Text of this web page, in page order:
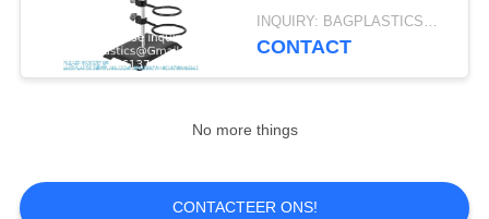
WATERoplosbare
10
ijzermateriaal
Laboratoriumsteunstand
INQUIRY: BAGPLASTICS@GMAIL.COM MOQ:WhatsApp: +8613780964661
CONTACT
No more things
CONTACTEER ONS!